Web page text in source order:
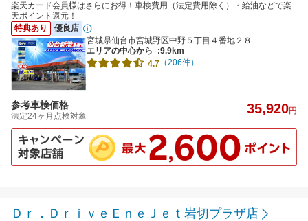
楽天カード会員様はさらにお得！車検費用（法定費用除く）・給油などで楽
天ポイント還元！
特典あり
優良店
宮城県仙台市宮城野区中野５丁目４番地２８
エリアの中心から
:9.9km
4.7 （206件）
参考車検価格
法定24ヶ月点検対象 35,920円
Ｄｒ．ＤｒｉｖｅＥｎｅＪｅｔ岩切プラザ店